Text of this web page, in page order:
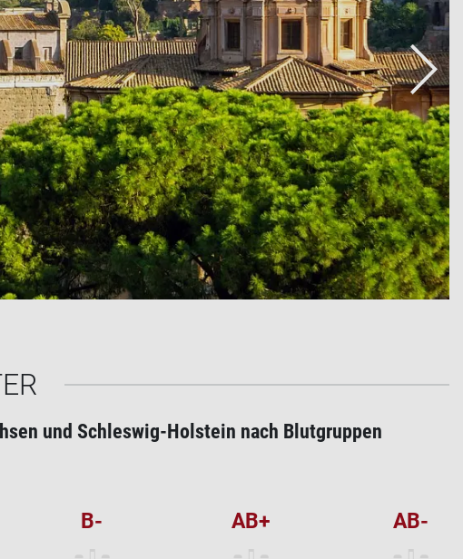
und Schleswig-Holstein nach Blutgruppen
B- AB+ AB-